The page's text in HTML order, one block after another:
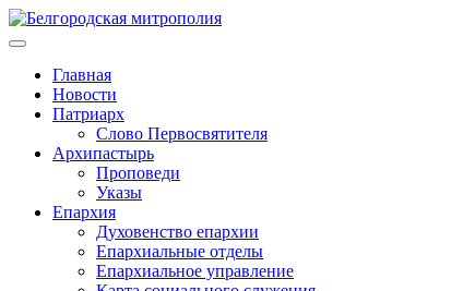
Главная
Новости
Патриарх
Слово Первосвятителя
Архипастырь
Проповеди
Указы
Епархия
Духовенство епархии
Епархиальные отделы
Епархиальное управление